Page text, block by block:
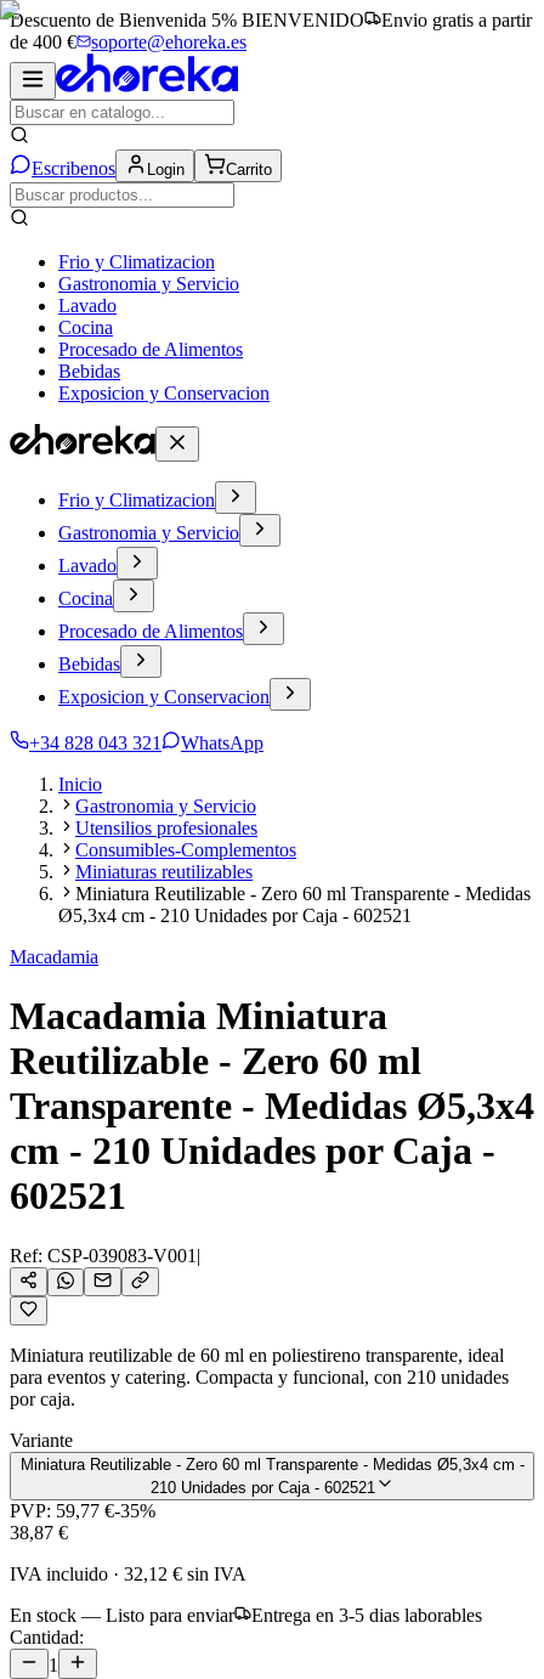
Descuento de Bienvenida 5% BIENVENIDO
Envio gratis a partir
de 400 €
soporte@ehoreka.es
Escribenos Login Carrito
Frio y Climatizacion
Gastronomia y Servicio
Lavado
Cocina
Procesado de Alimentos
Bebidas
Exposicion y Conservacion
Frio y Climatizacion
Gastronomia y Servicio
Lavado
Cocina
Procesado de Alimentos
Bebidas
Exposicion y Conservacion
+34 828 043 321
WhatsApp
Inicio
Gastronomia y Servicio
Utensilios profesionales
Consumibles-Complementos
Miniaturas reutilizables
Miniatura Reutilizable - Zero 60 ml Transparente - Medidas
Ø5,3x4 cm - 210 Unidades por Caja - 602521
Macadamia
Macadamia Miniatura
Reutilizable - Zero 60 ml
Transparente - Medidas Ø5,3x4
cm - 210 Unidades por Caja -
602521
Ref: CSP-039083-V001 |
Miniatura reutilizable de 60 ml en poliestireno transparente, ideal
para eventos y catering. Compacta y funcional, con 210 unidades
por caja.
Variante
Miniatura Reutilizable - Zero 60 ml Transparente - Medidas Ø5,3x4 cm -
210 Unidades por Caja - 602521
PVP: 59,77 €-35%
38,87 €
IVA incluido · 32,12 € sin IVA
En stock — Listo para enviar
Entrega en 3-5 dias laborables
Cantidad:
1